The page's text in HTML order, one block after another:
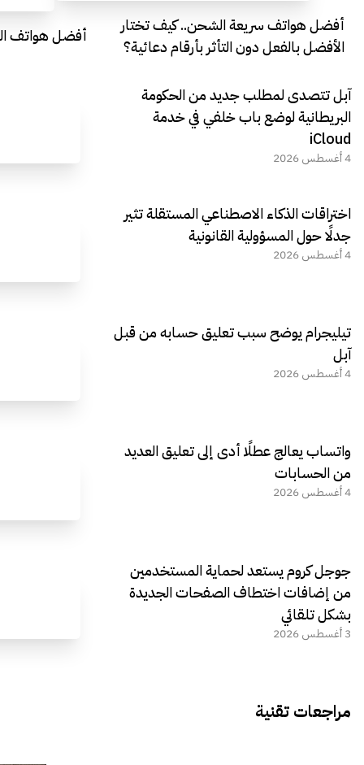
أفضل هواتف سريعة الشحن.. كيف تختار
الأفضل بالفعل دون التأثر بأرقام دعائية؟
أفضل هواتف
آبل تتصدى لمطلب جديد من الحكومة
البريطانية لوضع باب خلفي في خدمة
iCloud
4 أغسطس 2026
اختراقات الذكاء الاصطناعي المستقلة تثير
جدلًا حول المسؤولية القانونية
4 أغسطس 2026
تيليجرام يوضح سبب تعليق حسابه من قبل
آبل
4 أغسطس 2026
واتساب يعالج عطلًا أدى إلى تعليق العديد
من الحسابات
4 أغسطس 2026
جوجل كروم يستعد لحماية المستخدمين
من إضافات اختطاف الصفحات الجديدة
بشكل تلقائي
3 أغسطس 2026
مراجعات تقنية